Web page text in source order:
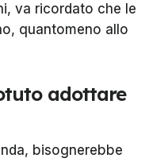
va ricordato che le
quantomeno allo
adottare
bisognerebbe